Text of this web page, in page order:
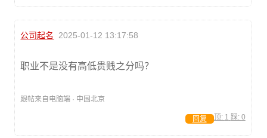
公司起名 2025-01-12 13:17:58
职业不是没有高低贵贱之分吗？
跟帖来自电脑端 · 中国北京
顶: 1 踩: 0
回复